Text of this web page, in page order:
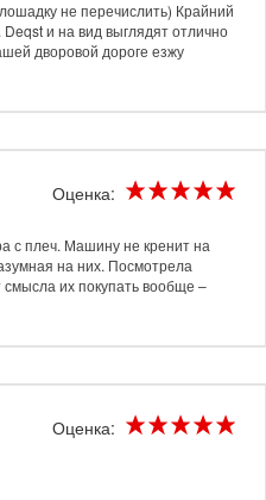
не перечислить) Крайний
и на вид выглядят отлично
дворовой дороге езжу
Оценка:
с плеч. Машину не кренит на
на них. Посмотрела
их покупать вообще –
Оценка: